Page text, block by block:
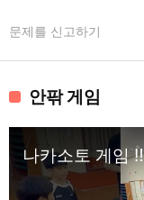
문제를 신고하기
안팎 게임
나카소토 게임